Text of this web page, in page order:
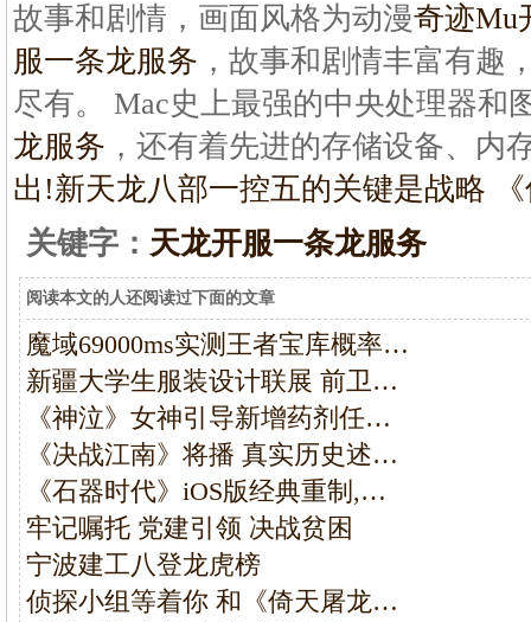
故事和剧情，画面风格为动漫奇迹Mu
服一条龙服务 ，故事和剧情丰富有趣
尽有。 Mac史上最强的中央处理器和
龙服务 ，还有着先进的存储设备、内
出!新天龙八部一控五的关键是战略
关键字： 天龙开服一条龙服务
阅读本文的人还阅读过下面的文章
魔域69000ms实测王者宝库概率…
新疆大学生服装设计联展 前卫…
《神泣》女神引导新增药剂任…
《决战江南》将播 真实历史述…
《石器时代》iOS版经典重制,…
牢记嘱托 党建引领 决战贫困
宁波建工八登龙虎榜
侦探小组等着你 和《倚天屠龙…